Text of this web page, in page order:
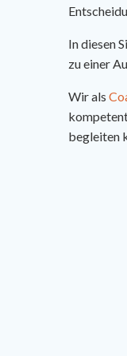
In diesen
zu einer
Wir als
begleiten